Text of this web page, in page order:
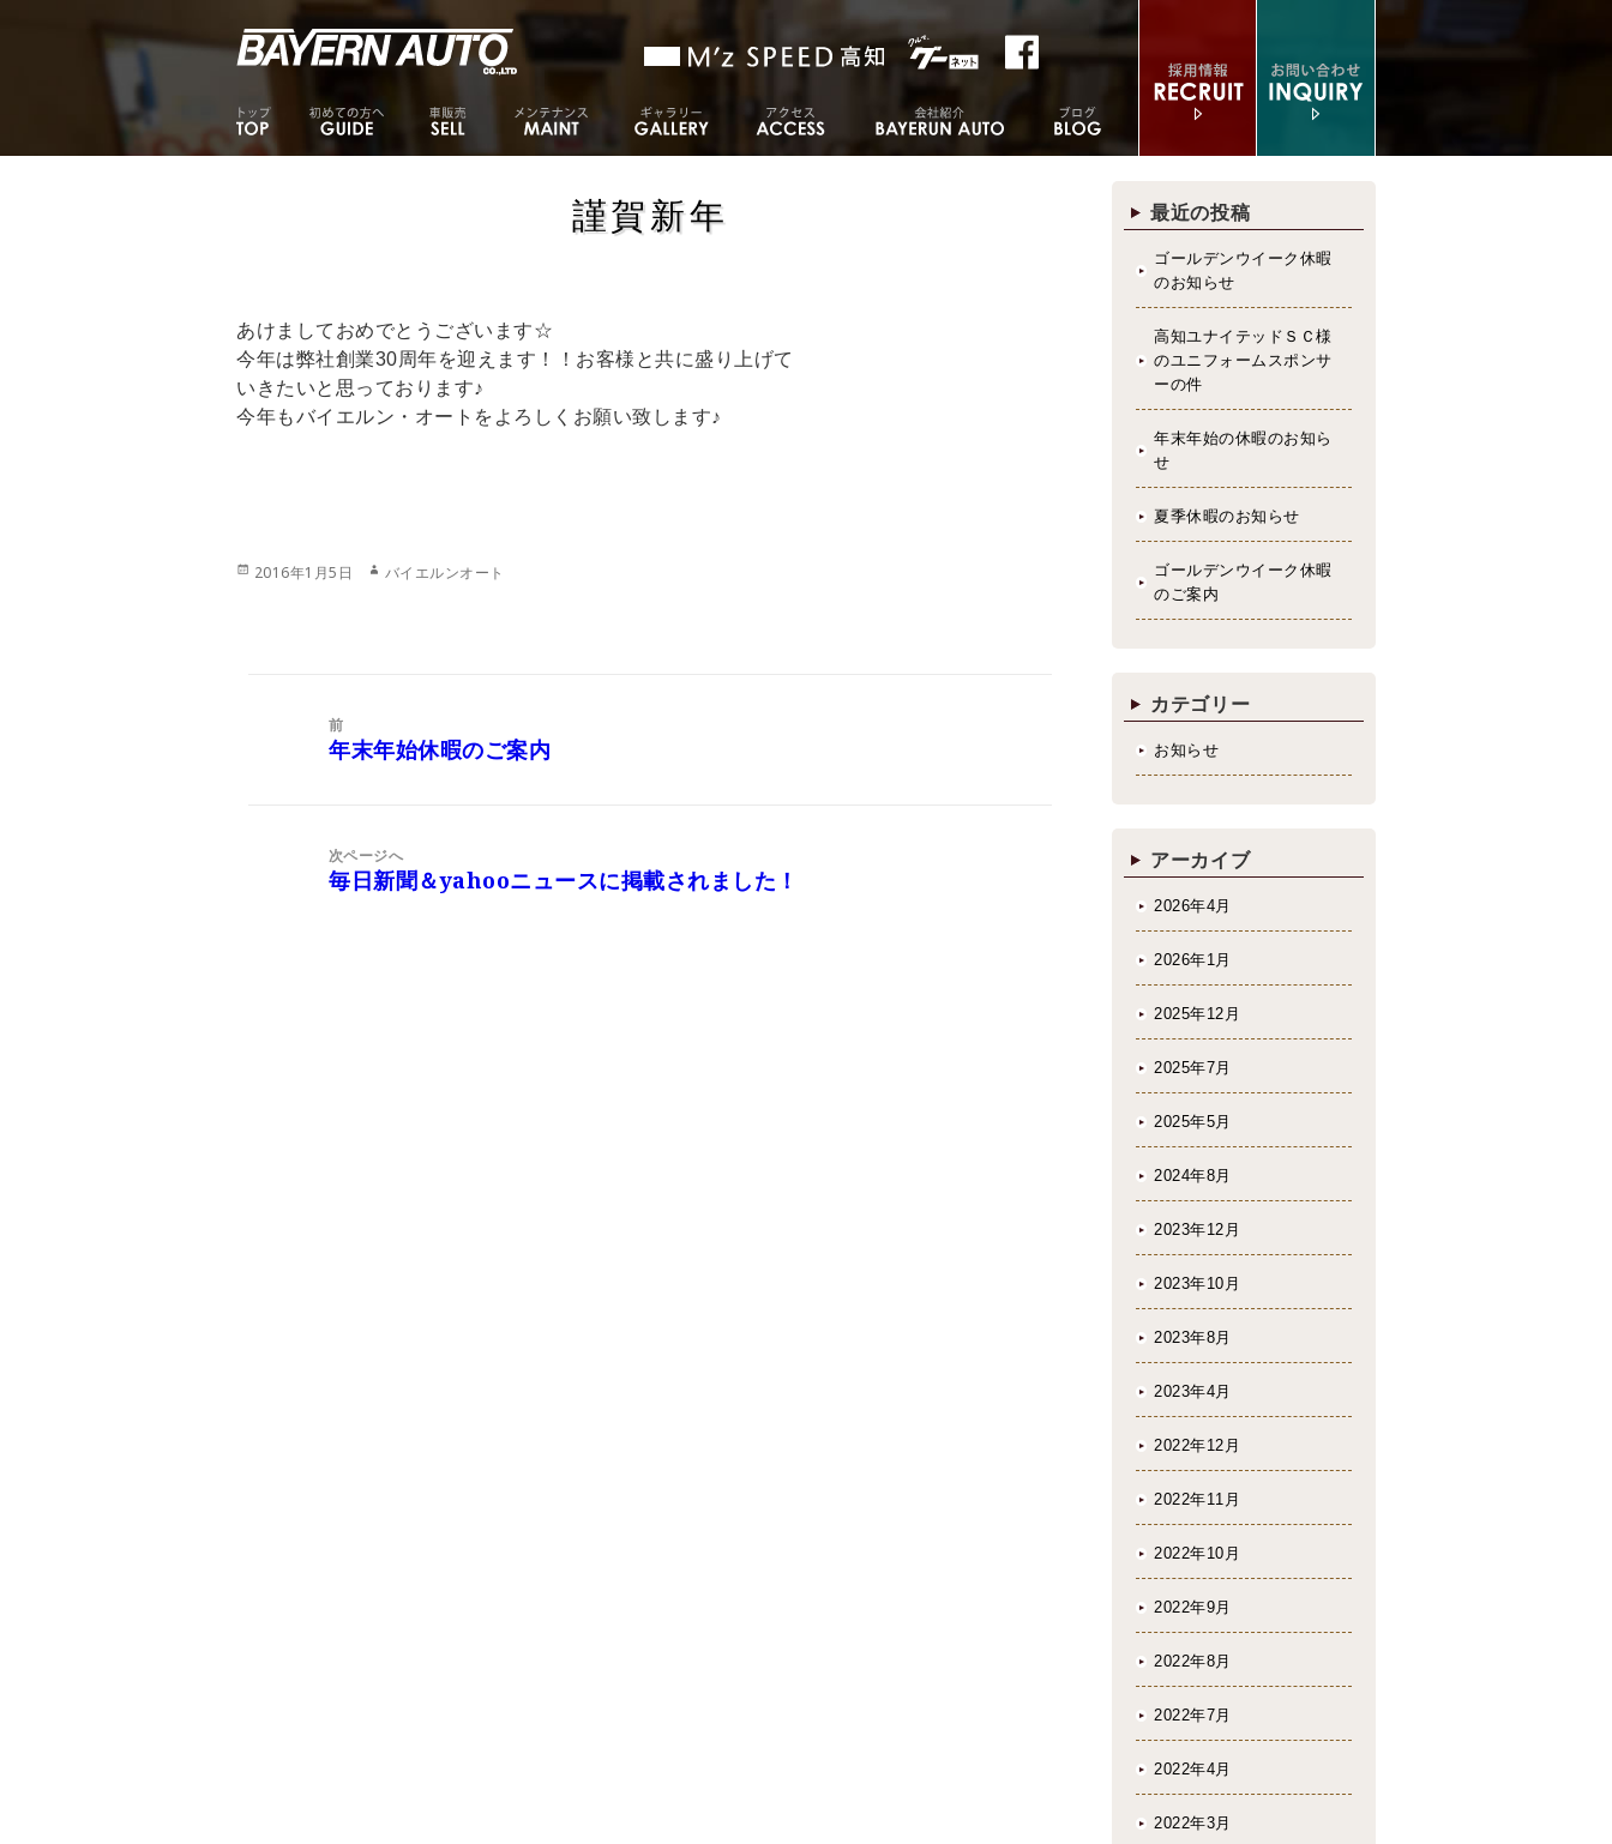
謹賀新年
あけましておめでとうございます☆
今年は弊社創業30周年を迎えます！！お客様と共に盛り上げて
いきたいと思っております♪
今年もバイエルン・オートをよろしくお願い致します♪
投
2016年1月5日
作
バイエルンオート
前
前
年末年始休暇のご案内
次ページへ
次
毎日新聞＆yahooニュースに掲載されました！
最近の投稿
ゴールデンウイーク休暇
のお知らせ
高知ユナイテッドＳＣ様
のユニフォームスポンサ
ーの件
年末年始の休暇のお知ら
せ
夏季休暇のお知らせ
ゴールデンウイーク休暇
のご案内
カテゴリー
お知らせ
アーカイブ
2026年4月
2026年1月
2025年12月
2025年7月
2025年5月
2024年8月
2023年12月
2023年10月
2023年8月
2023年4月
2022年12月
2022年11月
2022年10月
2022年9月
2022年8月
2022年7月
2022年4月
2022年3月